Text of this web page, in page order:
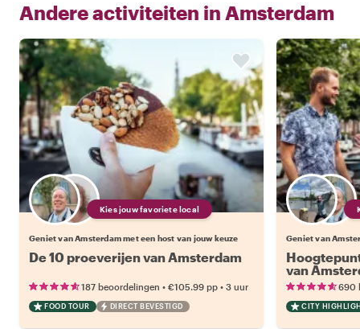
Andere activiteiten in Amsterdam
Kies jouw favoriete local
Geniet van Amsterdam met een host van jouw keuze
De 10 proeverijen van Amsterdam
187 beoordelingen • €105.99 pp • 3 uur
FOOD TOUR DIRECT BEVESTIGD
Geniet van
van
690
CITY